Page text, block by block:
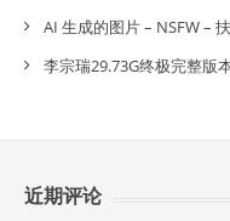
AI 生成的图片 – NSFW –
李宗瑞29.73G终极完整版
近期评论